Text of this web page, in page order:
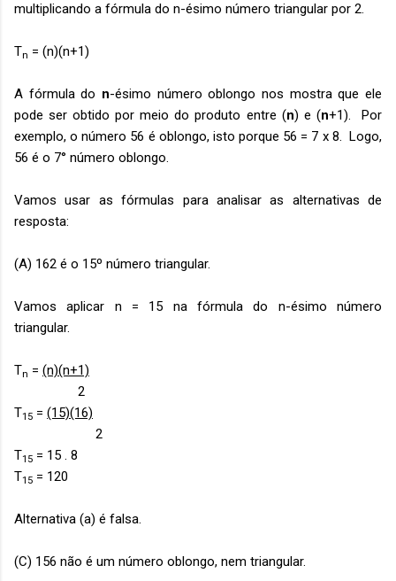
multiplicando a fórmula do n-ésimo número triangular por 2.
Tn = (n)(n+1)
A fórmula do n-ésimo número oblongo nos mostra que ele
pode ser obtido por meio do produto entre (n) e (n+1). Por
exemplo, o número 56 é oblongo, isto porque 56 = 7 x 8. Logo,
56 é o 7° número oblongo.
Vamos usar as fórmulas para analisar as alternativas de
resposta:
(A) 162 é o 15º número triangular.
Vamos aplicar n = 15 na fórmula do n-ésimo número
triangular.
Tn = (n)(n+1)
2
T15 = (15)(16)
2
T15 = 15 . 8
T15 = 120
Alternativa (a) é falsa.
(C) 156 não é um número oblongo, nem triangular.